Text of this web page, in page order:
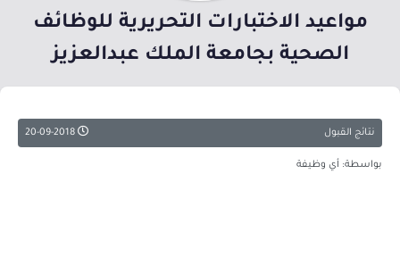
مواعيد الاختبارات التحريرية للوظائف
الصحية بجامعة الملك عبدالعزيز
نتائج القبول
بواسطة: أي وظيفة